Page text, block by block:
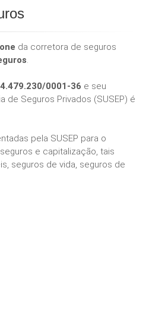
da corretora de seguros
.
0001-36 e seu
de Seguros Privados (SUSEP) é
pela SUSEP para o
e capitalização, tais
seguros de vida, seguros de